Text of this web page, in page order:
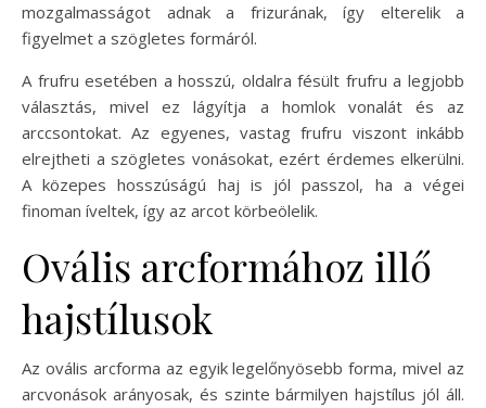
mozgalmasságot adnak a frizurának, így elterelik a
figyelmet a szögletes formáról.
A frufru esetében a hosszú, oldalra fésült frufru a legjobb
választás, mivel ez lágyítja a homlok vonalát és az
arccsontokat. Az egyenes, vastag frufru viszont inkább
elrejtheti a szögletes vonásokat, ezért érdemes elkerülni.
A közepes hosszúságú haj is jól passzol, ha a végei
finoman íveltek, így az arcot körbeölelik.
Ovális arcformához illő
hajstílusok
Az ovális arcforma az egyik legelőnyösebb forma, mivel az
arcvonások arányosak, és szinte bármilyen hajstílus jól áll.